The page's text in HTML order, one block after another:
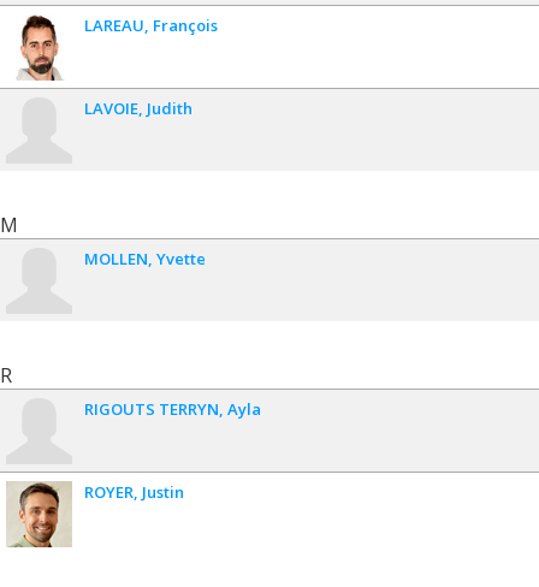
LAREAU François
LAVOIE Judith
M
MOLLEN Yvette
R
RIGOUTS TERRYN Ayla
ROYER Justin